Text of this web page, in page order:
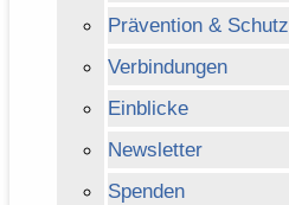
Prävention & Schutz
Verbindungen
Einblicke
Newsletter
Spenden